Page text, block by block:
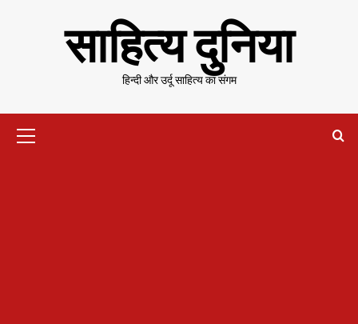
साहित्य दुनिया
हिन्दी और उर्दू साहित्य का संगम
Menu